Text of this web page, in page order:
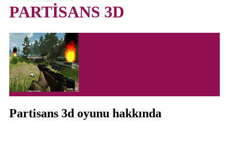
PARTİSANS 3D
Partisans 3d oyunu hakkında